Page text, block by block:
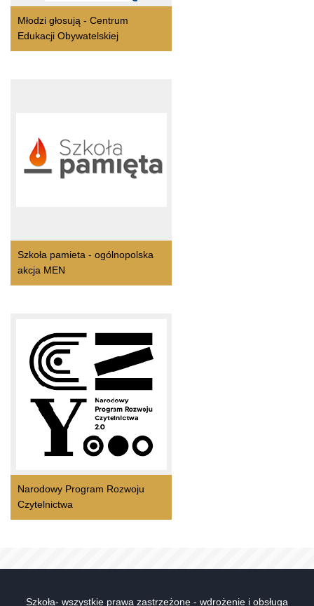
Młodzi głosują - Centrum
Edukacji Obywatelskiej
Szkoła pamieta - ogólnopolska
akcja MEN
Narodowy Program Rozwoju
Czytelnictwa
Szkoła- wszystkie prawa zastrzeżone - wdrożenie i obsługa